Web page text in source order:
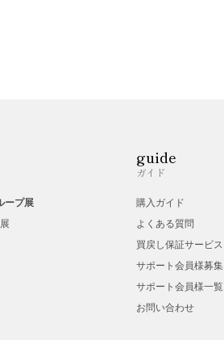
ープ展
guide
ガイド
購入ガイド
よくある質問
買戻し保証サービス
サポート会員様募集
サポート会員様一覧
お問い合わせ